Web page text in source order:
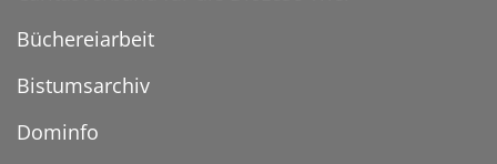
Büchereiarbeit
Bistumsarchiv
Dominfo